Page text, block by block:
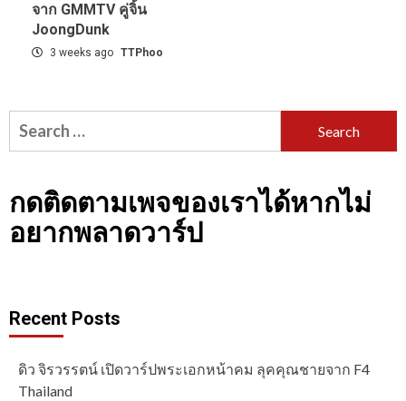
จาก GMMTV คู่จิ้น
JoongDunk
3 weeks ago TTPhoo
Search
for:
กดติดตามเพจของเราได้หากไม่
อยากพลาดวาร์ป
Recent Posts
ดิว จิรวรรตน์ เปิดวาร์ปพระเอกหน้าคม ลุคคุณชายจาก F4
Thailand